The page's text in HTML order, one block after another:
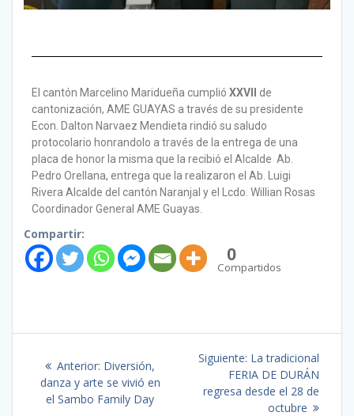
El cantón Marcelino Maridueña cumplió XXVII de
cantonización, AME GUAYAS a través de su presidente
Econ. Dalton Narvaez Mendieta rindió su saludo
protocolario honrandolo a través de la entrega de una
placa de honor la misma que la recibió el Alcalde Ab.
Pedro Orellana, entrega que la realizaron el Ab. Luigi
Rivera Alcalde del cantón Naranjal y el Lcdo. Willian Rosas
Coordinador General AME Guayas.
Compartir:
0
Compartidos
Anterior: Diversión,
danza y arte se vivió en
el Sambo Family Day
Siguiente: La tradicional
FERIA DE DURÁN
regresa desde el 28 de
octubre